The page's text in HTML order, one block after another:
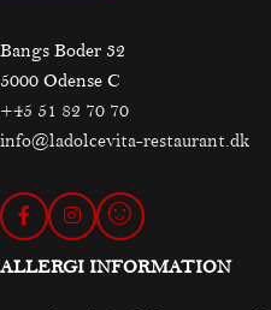
Bangs Boder 32
5000 Odense C
+45 51 82 70 70
info@ladolcevita-restaurant.dk
ALLERGI INFORMATION